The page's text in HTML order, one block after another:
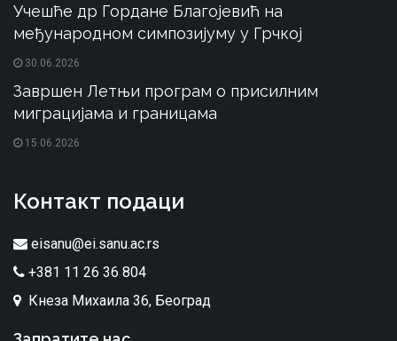
Учешће др Гордане Благојевић на
међународном симпозијуму у Грчкој
30.06.2026
Завршен Летњи програм о присилним
миграцијама и границама
15.06.2026
Контакт подаци
eisanu@ei.sanu.ac.rs
+381 11 26 36 804
Кнеза Михаила 36, Београд